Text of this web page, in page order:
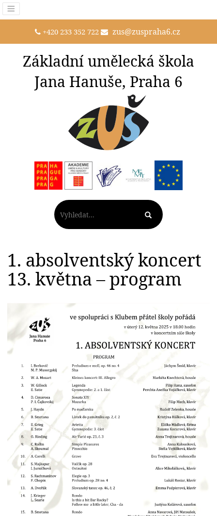
+420 233 352 722 zus@zuspraha6.cz
Základní umělecká škola
Jana Hanuše, Praha 6
1. absolventský koncert
13. května – program